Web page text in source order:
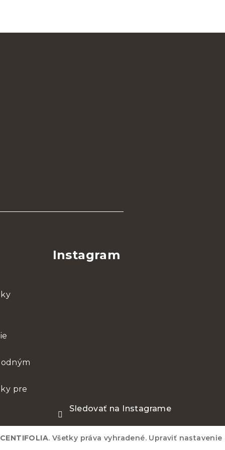
pre
Instagram
Sledovať na Instagrame
CENTIFOLIA. Všetky práva vyhradené. Upraviť nastavenie